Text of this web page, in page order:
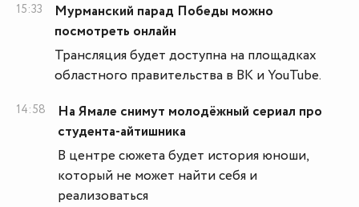
15:33
Мурманский парад Победы можно
посмотреть онлайн
Трансляция будет доступна на площадках
областного правительства в ВК и YouTube.
14:58
На Ямале снимут молодёжный сериал про
студента-айтишника
В центре сюжета будет история юноши,
который не может найти себя и
реализоваться